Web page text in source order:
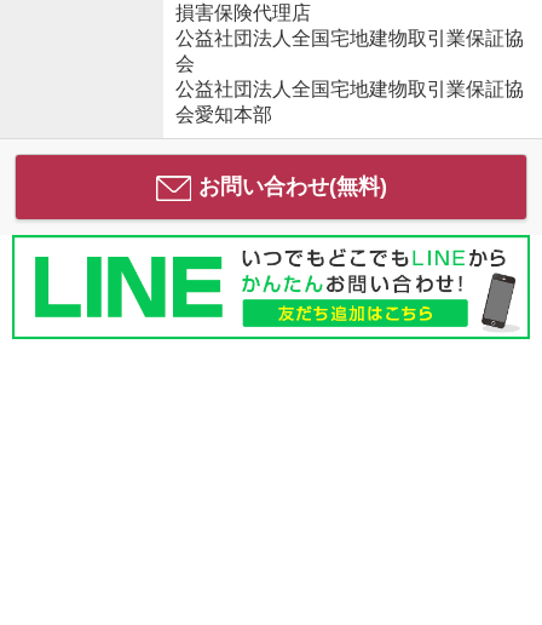
損害保険代理店
公益社団法人全国宅地建物取引業保証協
会
公益社団法人全国宅地建物取引業保証協
会愛知本部
お問い合わせ(無料)